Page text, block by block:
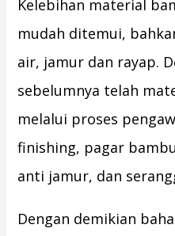
Kelebihan material
mudah ditemui,
air, jamur dan rayap.
sebelumnya telah
melalui proses
finishing, pagar
anti jamur, dan
Dengan demikian